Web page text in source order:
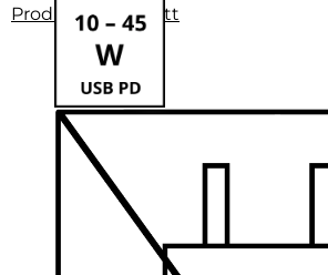
Produktdatenblatt